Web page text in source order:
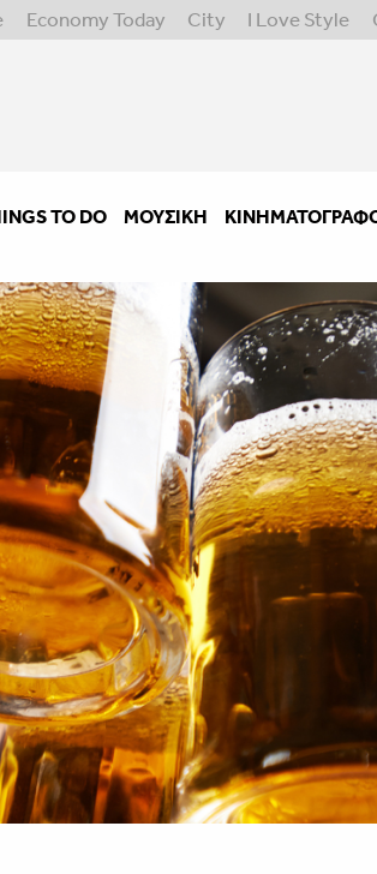
Economy Today City I Love Style
TO DO ΜΟΥΣΙΚΉ